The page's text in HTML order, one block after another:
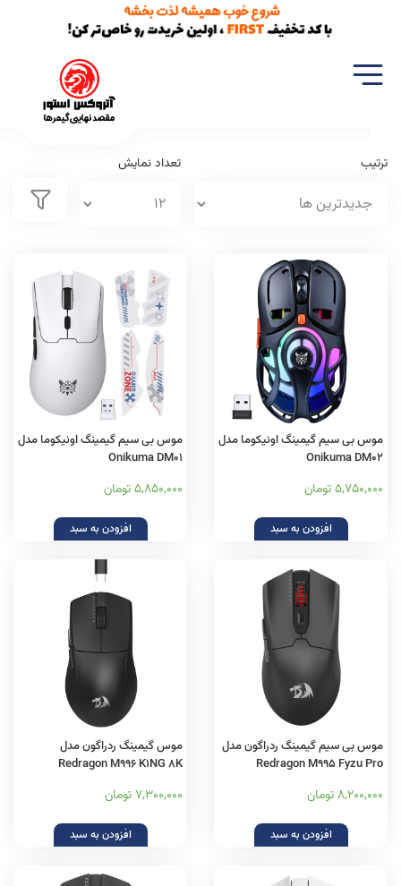
ترتیب تعداد نمایش
موس بی سیم گیمینگ اونیکوما مدل
Onikuma DM02
5,750,000 تومان
افزودن به سبد
موس بی سیم گیمینگ اونیکوما مدل
Onikuma DM01
5,850,000 تومان
افزودن به سبد
موس بی سیم گیمینگ ردراگون مدل
Redragon M995 Fyzu Pro
8,200,000 تومان
افزودن به سبد
موس گیمینگ ردراگون مدل
Redragon M996 K1NG 8K
7,300,000 تومان
افزودن به سبد